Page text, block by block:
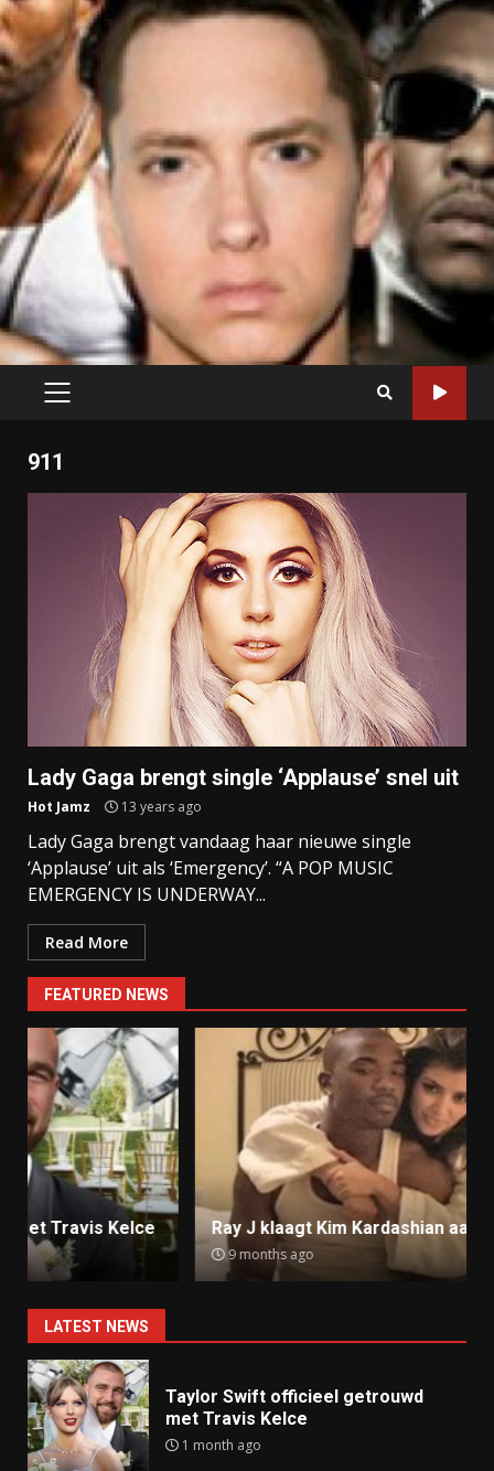
PRIMARY
911
Lady Gaga brengt single ‘Applause’ snel uit
Hot Jamz 13 years ago
Lady Gaga brengt vandaag haar nieuwe single
‘Applause’ uit als ‘Emergency’. “A POP MUSIC
EMERGENCY IS UNDERWAY...
Read More
FEATURED NEWS
Ray J klaagt Kim Kardashian aan om sekstape
9 months ago
LATEST NEWS
Taylor Swift officieel getrouwd
met Travis Kelce
1 month ago